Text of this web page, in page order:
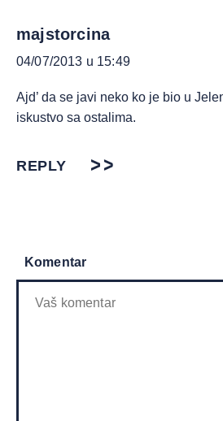
majstorcina
04/07/2013 u 15:49
Ajd’ da se javi neko ko je bio u
iskustvo sa ostalima.
REPLY
Komentar